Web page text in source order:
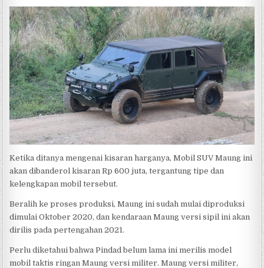
Ketika ditanya mengenai kisaran harganya, Mobil SUV Maung ini
akan dibanderol kisaran Rp 600 juta, tergantung tipe dan
kelengkapan mobil tersebut.
Beralih ke proses produksi, Maung ini sudah mulai diproduksi
dimulai Oktober 2020, dan kendaraan Maung versi sipil ini akan
dirilis pada pertengahan 2021.
Perlu diketahui bahwa Pindad belum lama ini merilis model
mobil taktis ringan Maung versi militer. Maung versi militer,